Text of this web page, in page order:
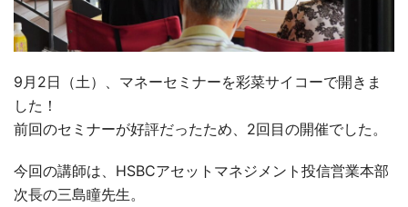
9月2日（土）、マネーセミナーを彩菜サイコーで開きま
した！
前回のセミナーが好評だったため、2回目の開催でした。
今回の講師は、HSBCアセットマネジメント投信営業本部
次長の三島瞳先生。